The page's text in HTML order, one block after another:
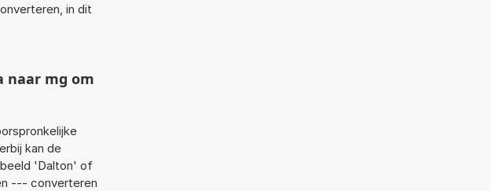
in dit
naar mg om
kan de
'Dalton' of
--- converteren